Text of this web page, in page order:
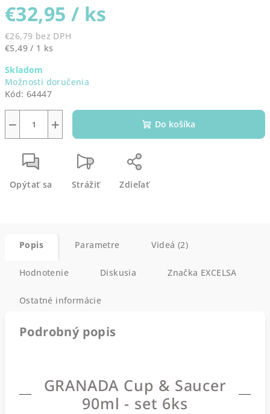
€32,95 / ks
€26,79 bez DPH
Jednotková
€5,49 / 1 ks
Skladom
Možnosti doručenia
Kód: 64447
+
− Do košíka
Opýtať sa Strážiť Zdieľať
Popis Parametre Videá (2)
Hodnotenie Diskusia Značka EXCELSA
Ostatné informácie
Podrobný popis
GRANADA Cup & Saucer
90ml - set 6ks